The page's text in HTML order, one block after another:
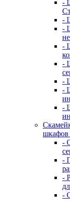
-
-
-
-
-
-
-
-
шкафов
-
-
-
-